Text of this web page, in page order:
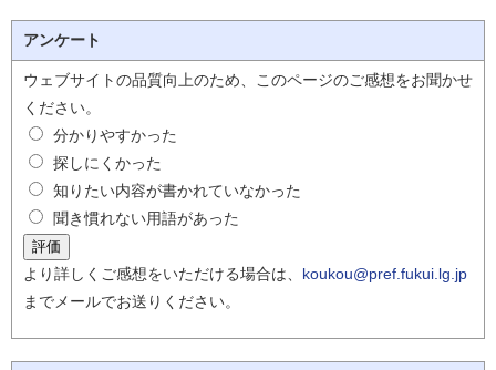
アンケート
ウェブサイトの品質向上のため、このページのご感想をお聞かせ
ください。
分かりやすかった
探しにくかった
知りたい内容が書かれていなかった
聞き慣れない用語があった
より詳しくご感想をいただける場合は、 koukou@pref.fukui.lg.jp
までメールでお送りください。